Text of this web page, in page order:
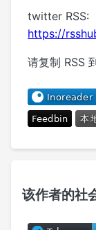
twitter RSS:
https://
请复制 RSS
该作者的社